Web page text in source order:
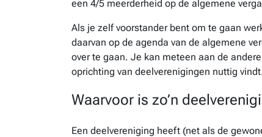
een 4/5 meerderheid op de algemene
Als je zelf voorstander bent om te gaan
daarvan op de agenda van de algemene
over te gaan. Je kan meteen aan de
oprichting van deelverenigingen nuttig vindt.
Waarvoor is zo’n
Een deelvereniging heeft (net als de